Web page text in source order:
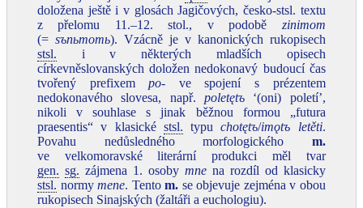
doložena ještě i v glosách Jagičových, česko‑stsl. textu
z přelomu 11.–12. stol., v podobě zinimom
(= sъnьmomь). Vzácně je v kanonických rukopisech
stsl. i v některých mladších opisech
církevněslovanských doložen nedokonavý budoucí čas
tvořený prefixempo‑ ve spojení s prézentem
nedokonavého slovesa, např.poletętъ ‘(oni) poletí’,
nikoli v souhlase s jinak běžnou formou „futura
praesentis“ v klasické stsl. typuchotętъ/imǫtъ letěti.
Povahu nedůsledného morfologického m.
ve velkomoravské literární produkci měl tvar
gen. sg. zájmena 1. osoby mnena rozdíl od klasicky
stsl. normymene. Tentom. se objevuje zejména v obou
rukopisech Sinajských (žaltáři a euchologiu).